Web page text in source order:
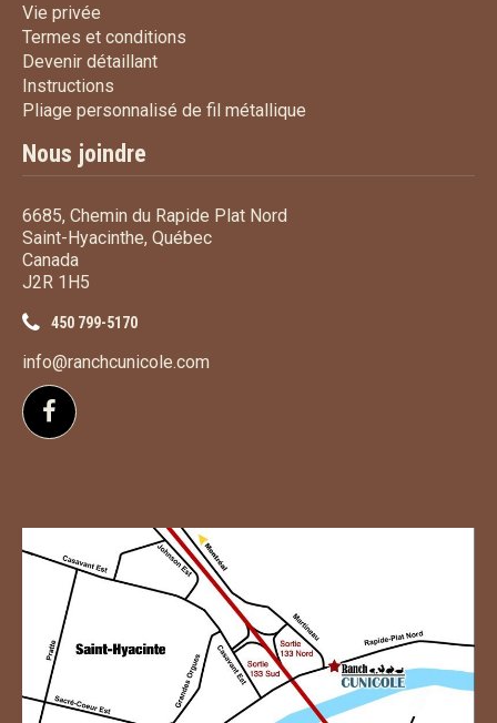
Vie privée
Termes et conditions
Devenir détaillantDevenir détaillant
Instructions
Pliage personnalisé de fil métallique
Nous joindre
6685, Chemin du Rapide Plat Nord
Saint-Hyacinthe, Québec
Canada
J2R 1H5
450 799-5170
info@ranchcunicole.com
Suivez-nous sur Facebook